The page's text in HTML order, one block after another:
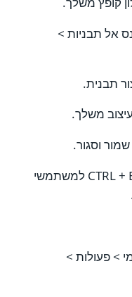
אל תבניות >
שלב 5: פתח דף חדש ב-Elementor (CTRL + E למשתמשי